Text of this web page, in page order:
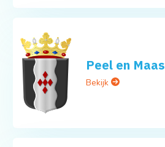
Peel en Maas
Bekijk